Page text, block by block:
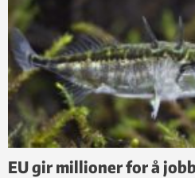
EU gir millioner for å